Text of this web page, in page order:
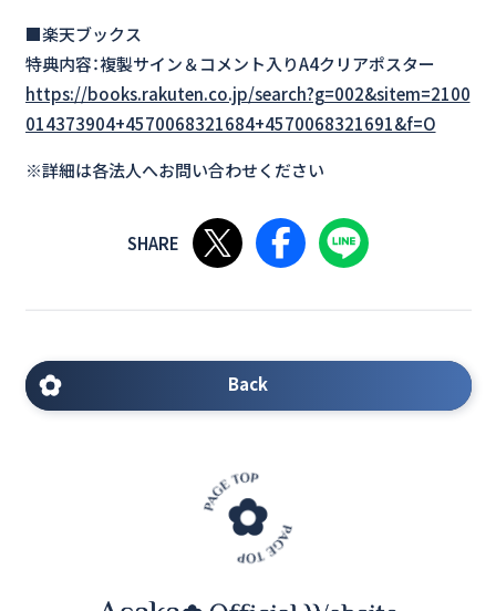
■楽天ブックス
特典内容：複製サイン＆コメント入りA4クリアポスター
https://books.rakuten.co.jp/search?g=002&sitem=2100
014373904+4570068321684+4570068321691&f=O
※詳細は各法人へお問い合わせください
Xで共有するFacebookで共有する
Back